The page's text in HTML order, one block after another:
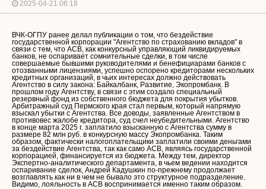
2025-04-21 06:18
ВЧК-ОГПУ ранее делал публикации о том, что бездействие
государственной корпорации "Агентство по страхованию вкладов" в
связи с тем, что АСВ, как конкурсный управляющий ликвидируемых
банков, не оспаривает сомнительные сделки, в том числе
совершаемые бывшими руководителями и бенефициарами банков с
отозванными лицензиями, успешно оспорено кредиторами нескольких
кредитных организаций, в чьих интересах должно действовать
Агентство в силу закона: Байкалбанк, Развитие, Экопромбанк. В
прошлом году Агентству, в связи с этим создало специальный
резервный фонд из собственного бюджета для покрытия убытков.
Арбитражный суд Пермского края стал первым, который напрямую
взыскал убытки с Агентства. Все доводы, заявленные Агентством в
противовес жалобе кредитора, суд счел неубедительными. Агентство
в конце марта 2025 г. заплатило взысканную с Агентства сумму в
размере 82 млн руб. в конкурсную массу Экопромбанка. Таким
образом, фактически налогоплательщики заплатили своими деньгами
за бездействие Агентства, так как само АСВ, являясь государственной
корпорацией, финансируется из бюджета. Между тем, директор
Экспертно-аналитического департамента, в чьем ведении находится
оспаривание сделок, Андрей Кадушкин по-прежнему продолжает
возглавлять как ни в чем не бывало это структурное подразделение.
Видимо, лояльность в АСВ воспринимается именно таким образом.